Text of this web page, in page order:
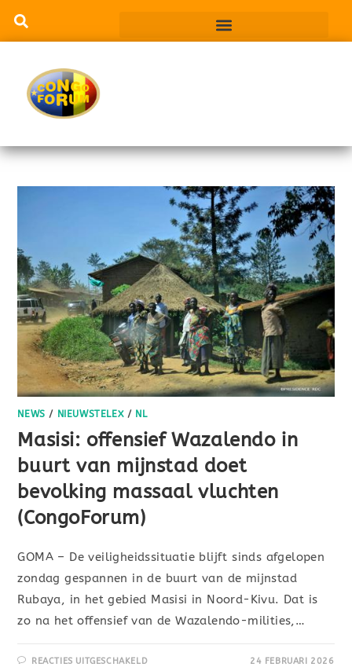
NEWS / NIEUWSTELEX/ NL
Masisi: offensief Wazalendo in
buurt van mijnstad doet
bevolking massaal vluchten
(CongoForum)
GOMA – De veiligheidssituatie blijft sinds afgelopen
zondag gespannen in de buurt van de mijnstad
Rubaya, in het gebied Masisi in Noord-Kivu. Dat is
zo na het offensief van de Wazalendo-milities,…
REACTIES UITGESCHAKELD 24 FEBRUARI 2026